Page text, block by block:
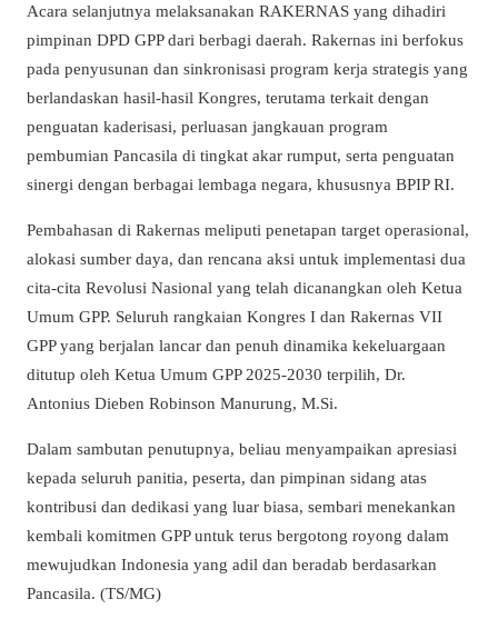
Acara selanjutnya melaksanakan RAKERNAS yang dihadiri
pimpinan DPD GPP dari berbagi daerah. Rakernas ini berfokus
pada penyusunan dan sinkronisasi program kerja strategis yang
berlandaskan hasil-hasil Kongres, terutama terkait dengan
penguatan kaderisasi, perluasan jangkauan program
pembumian Pancasila di tingkat akar rumput, serta penguatan
sinergi dengan berbagai lembaga negara, khususnya BPIP RI.
Pembahasan di Rakernas meliputi penetapan target operasional,
alokasi sumber daya, dan rencana aksi untuk implementasi dua
cita-cita Revolusi Nasional yang telah dicanangkan oleh Ketua
Umum GPP. Seluruh rangkaian Kongres I dan Rakernas VII
GPP yang berjalan lancar dan penuh dinamika kekeluargaan
ditutup oleh Ketua Umum GPP 2025-2030 terpilih, Dr.
Antonius Dieben Robinson Manurung, M.Si.
Dalam sambutan penutupnya, beliau menyampaikan apresiasi
kepada seluruh panitia, peserta, dan pimpinan sidang atas
kontribusi dan dedikasi yang luar biasa, sembari menekankan
kembali komitmen GPP untuk terus bergotong royong dalam
mewujudkan Indonesia yang adil dan beradab berdasarkan
Pancasila. (TS/MG)